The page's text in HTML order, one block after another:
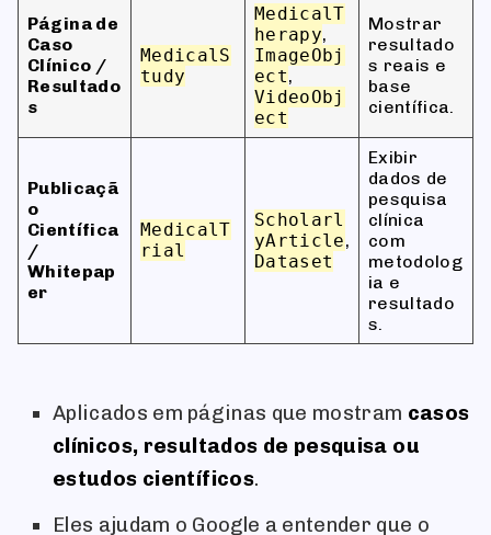
Página de
Caso
Clínico /
Resultado
s
MedicalS
tudy
MedicalT
herapy,
ImageObj
ect,
VideoObj
ect
Mostrar
resultado
s reais e
base
científica.
Publicaçã
o
Científica
/
Whitepap
er
MedicalT
rial
Scholarl
yArticle,
Dataset
Exibir
dados de
pesquisa
clínica
com
metodolog
ia e
resultado
s.
Aplicados em páginas que mostram casos
clínicos, resultados de pesquisa ou
estudos científicos.
Eles ajudam o Google a entender que o